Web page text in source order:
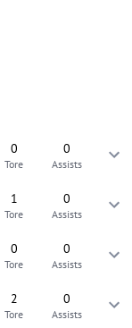
0
Tore
0
Assists
1
Tore
0
Assists
0
Tore
0
Assists
2
Tore
0
Assists